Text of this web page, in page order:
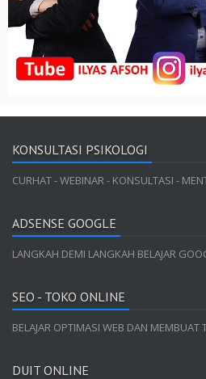
KONSULTASI PSIKOLOGI
CURHAT - WEBINAR - KONSULTASI -
ADSENSE GOOGLE
LANGKAH DEMI LANGKAH BELAJAR
SEO - TOKO ONLINE
BELAJAR OPTIMASI WEB DAN MEMBUAT
DUIT ONLINE